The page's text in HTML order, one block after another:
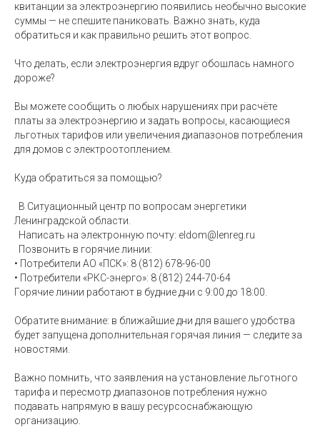
квитанции за электроэнергию появились необычно высокие
суммы — не спешите паниковать. Важно знать, куда
обратиться и как правильно решить этот вопрос.
Что делать, если электроэнергия вдруг обошлась намного
дороже?
Вы можете сообщить о любых нарушениях при расчёте
платы за электроэнергию и задать вопросы, касающиеся
льготных тарифов или увеличения диапазонов потребления
для домов с электроотоплением.
Куда обратиться за помощью?
В Ситуационный центр по вопросам энергетики
Ленинградской области.
Написать на электронную почту: eldom@lenreg.ru
Позвонить в горячие линии:
• Потребители АО «ПСК»: 8 (812) 678-96-00
• Потребители «РКС-энерго»: 8 (812) 244-70-64
Горячие линии работают в будние дни с 9:00 до 18:00.
Обратите внимание: в ближайшие дни для вашего удобства
будет запущена дополнительная горячая линия — следите за
новостями.
Важно помнить, что заявления на установление льготного
тарифа и пересмотр диапазонов потребления нужно
подавать напрямую в вашу ресурсоснабжающую
организацию.